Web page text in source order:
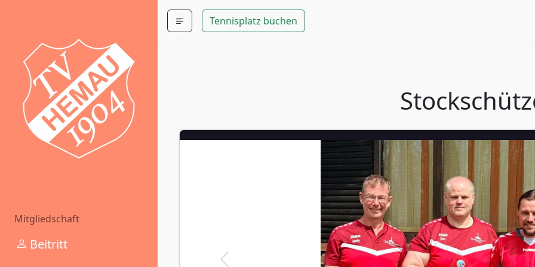
Mitgliedschaft
Beitritt
Tennisplatz buchen